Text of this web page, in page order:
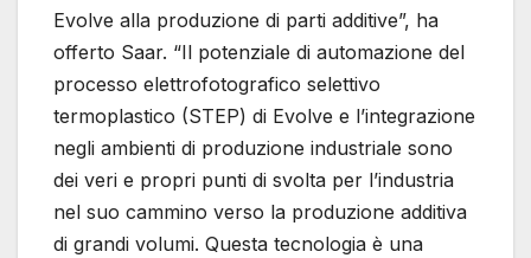
Evolve alla produzione di parti additive”, ha
offerto Saar. “Il potenziale di automazione del
processo elettrofotografico selettivo
termoplastico (STEP) di Evolve e l’integrazione
negli ambienti di produzione industriale sono
dei veri e propri punti di svolta per l’industria
nel suo cammino verso la produzione additiva
di grandi volumi. Questa tecnologia è una